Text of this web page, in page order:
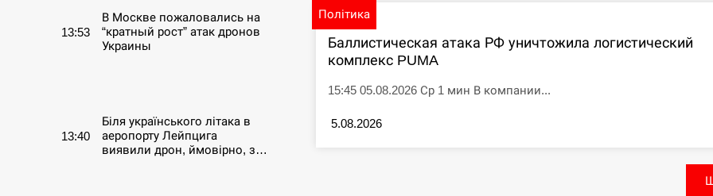
13:53
В Москве пожаловались на
“кратный рост” атак дронов
Украины
13:40
Біля українського літака в
аеропорту Лейпцига
виявили дрон, ймовірно, з…
Політика
Баллистическая атака РФ уничтожила логистический
комплекс PUMA
15:45 05.08.2026 Ср 1 мин В компании...
5.08.2026